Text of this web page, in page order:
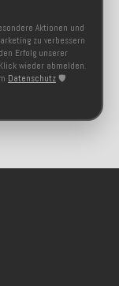
Aktionen und
zu verbessern
Erfolg unserer
wieder abmelden.
Datenschutz 🛡️